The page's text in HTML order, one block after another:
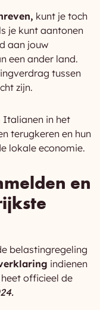
kunt je toch
je kunt aantonen
aan jouw
een ander land.
tussen
zijn.
Italianen in het
terugkeren en hun
lokale economie.
en
belastingregeling
indienen
officieel de